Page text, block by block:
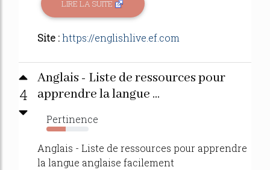
LIRE LA SUITE
Site :https://englishlive.ef.com
4
Anglais - Liste de ressources pour
apprendre la langue ...
Pertinence
46%
Anglais - Liste de ressources pour apprendre
la langue anglaise facilement